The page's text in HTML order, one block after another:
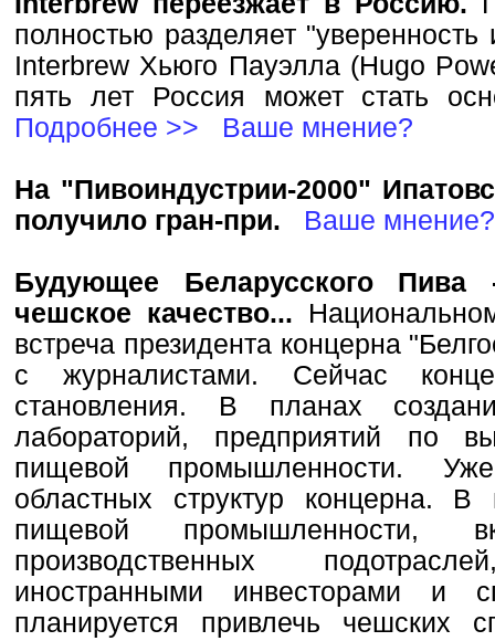
полностью разделяет "уверенность
Interbrew Хьюго Пауэлла (Hugo
пять лет Россия может стать
Подробнее >>
Ваше мнение?
На "Пивоиндустрии-2000"
получило гран-при.
Ваше мнение?
Будующее Беларусского Пива
чешское качество...
встреча президента концерна
с журналистами. Сейчас
становления. В планах
лабораторий, предприятий по
пищевой промышленности.
областных структур концерна. В
пищевой промышленности,
производственных
иностранными инвесторами и
планируется привлечь чешских